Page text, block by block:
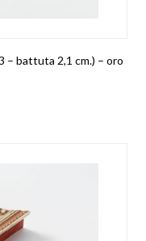
– battuta 2,1 cm.) – oro